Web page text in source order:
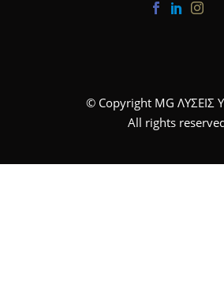
© Copyright MG ΛΥΣΕΙΣ
All rights